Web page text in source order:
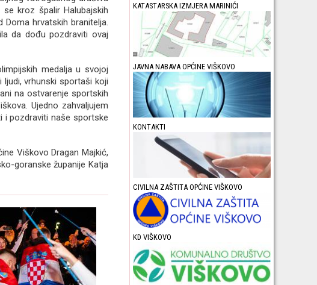
kroz špalir Halubajskih
Doma hrvatskih branitelja.
da dođu pozdraviti ovaj
medalja u svojoj
vrhunski sportaši koji
na ostvarenje sportskih
Ujedno zahvaljujem
i pozdraviti naše sportske
Viškovo Dragan Majkić,
goranske županije Katja
KATASTARSKA IZMJERA MARINIĆI
JAVNA NABAVA OPĆINE VIŠKOVO
KONTAKTI
CIVILNA ZAŠTITA OPĆINE VIŠKOVO
KD VIŠKOVO